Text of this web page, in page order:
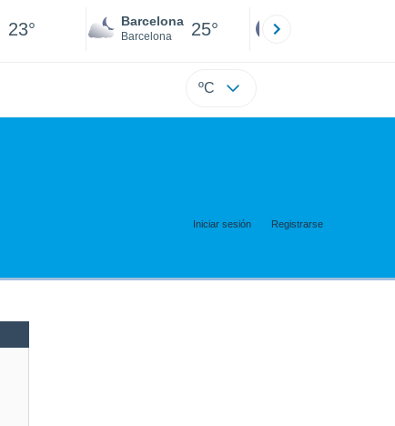
23° Barcelona
Barcelona 25°
ºC
Iniciar sesión Registrarse